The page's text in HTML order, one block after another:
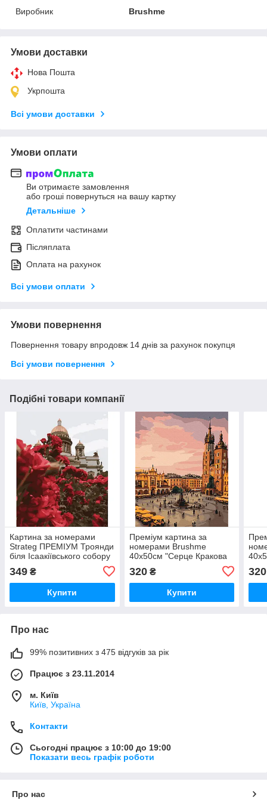
Виробник
Brushme
Умови доставки
Нова Пошта
Укрпошта
Всі умови доставки
Умови оплати
Ви отримаєте замовлення
або гроші повернуться на вашу картку
Детальніше
Оплатити частинами
Післяплата
Оплата на рахунок
Всі умови оплати
Умови повернення
Повернення товару впродовж 14 днів за рахунок покупця
Всі умови повернення
Подібні товари компанії
Картина за номерами
Strateg ПРЕМІУМ Троянди
біля Ісаакіївського собору
з лаком розміром 40х50
см (GS1241)
349 ₴
Купити
Преміум картина за
номерами Brushme
40x50см "Серце Кракова
PBS54544
320₴
Купити
320
Про нас
99% позитивних з 475 відгуків за рік
Працює з 23.11.2014
м. Київ
Київ, Україна
Контакти
Сьогодні працює з 10:00 до 19:00
Показати весь графік роботи
Про нас